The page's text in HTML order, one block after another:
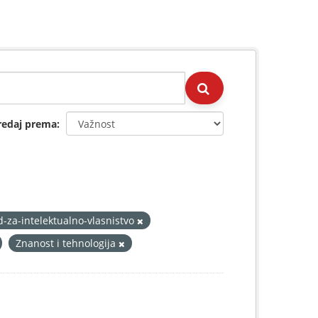
prema
za-intelektualno-vlasnistvo
Znanost i tehnologija